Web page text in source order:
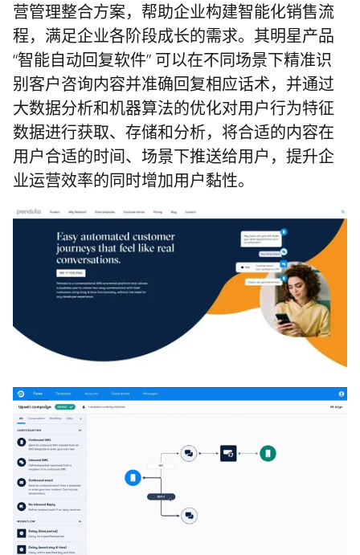
营管理整合方案，帮助企业构建智能化销售流
程，满足企业各阶段成长的需求。其明星产品
“智能自动回复软件” 可以在不同场景下精准识
别客户咨询内容并准确回复相应话术，并通过
大数据分析和机器算法的优化对用户行为特征
数据进行获取、存储和分析，将合适的内容在
用户合适的时间、场景下推送给用户，提升企
业运营效率的同时增加用户黏性。